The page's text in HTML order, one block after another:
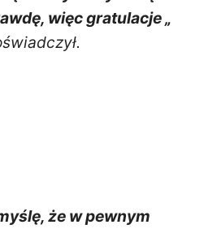
więc gratulacje „
że w pewnym